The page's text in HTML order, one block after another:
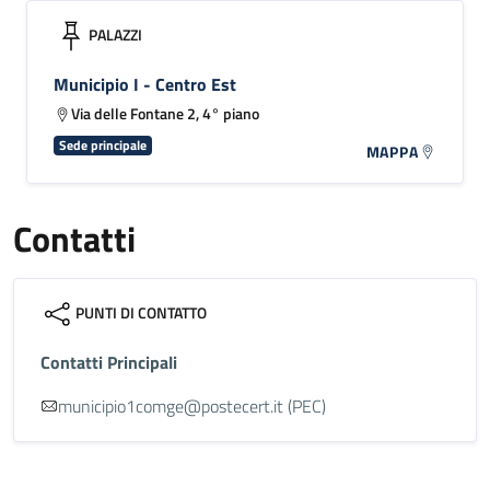
PALAZZI
Municipio I - Centro Est
Via delle Fontane 2, 4° piano
Sede principale MAPPA
Contatti
PUNTI DI CONTATTO
Contatti Principali
municipio1comge@postecert.it (PEC)